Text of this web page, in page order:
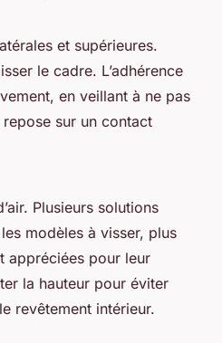
et supérieures.
le cadre. L’adhérence
en veillant à ne pas
sur un contact
Plusieurs solutions
modèles à visser, plus
appréciées pour leur
la hauteur pour éviter
revêtement intérieur.